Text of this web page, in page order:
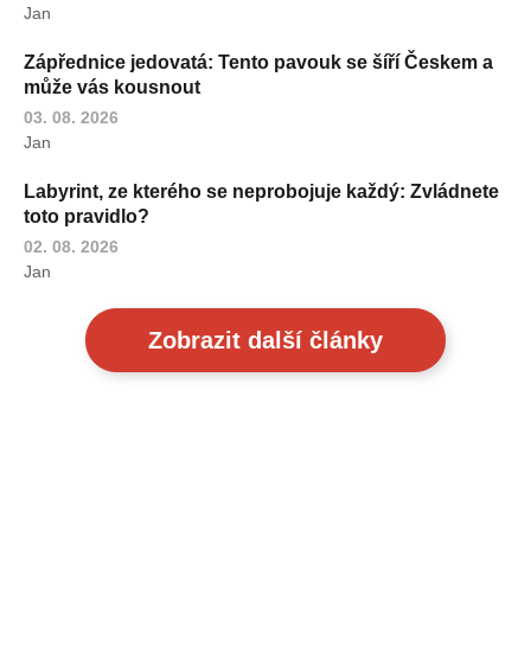
Jan
Zápřednice jedovatá: Tento pavouk se šíří Českem a
může vás kousnout
03. 08. 2026
Jan
Labyrint, ze kterého se neprobojuje každý: Zvládnete
toto pravidlo?
02. 08. 2026
Jan
Zobrazit další články